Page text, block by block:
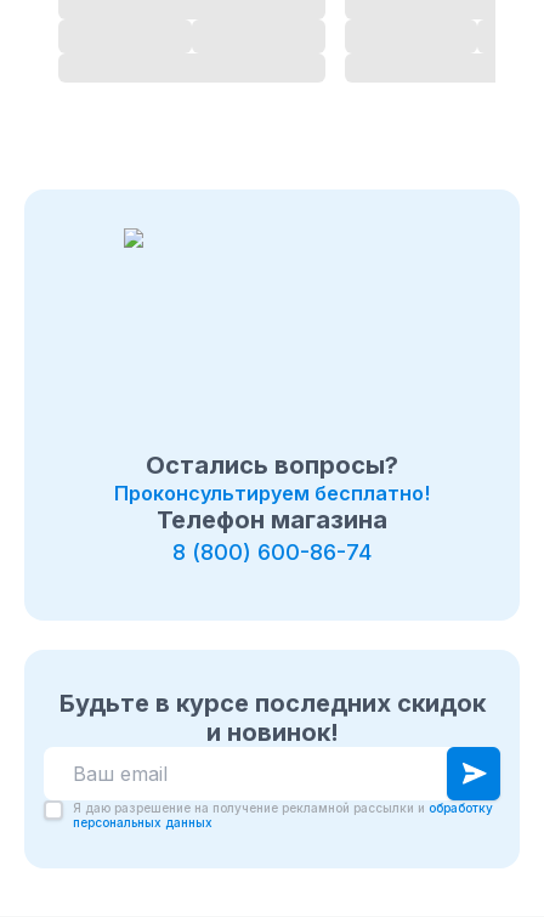
Позвоните нам по телефону магазина в Подольске
(495) 108-26-32 или 8 (800) 511-73-19. Мы с
удовольствием ответим на все интересующие
России.
Остались вопросы?
Проконсультируем бесплатно!
Телефон магазина
8 (800) 600-86-74
Будьте в курсе последних скидок
и новинок!
Я даю разрешение на получение рекламной рассылки и обработку
персональных данных